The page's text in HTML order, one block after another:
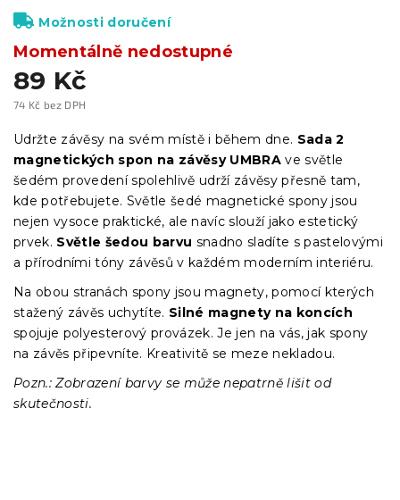
89 Kč
74 Kč bez DPH
cena:
Momentálně nedostupné
Možnosti doručení
Udržte závěsy na svém místě i během dne. Sada 2
magnetických spon na závěsy UMBRA ve světle
šedém provedení spolehlivě udrží závěsy přesně tam,
kde potřebujete. Světle šedé magnetické spony jsou
nejen vysoce praktické, ale navíc slouží jako estetický
prvek. Světle šedou barvu snadno sladíte s pastelovými
a přírodními tóny závěsů v každém moderním interiéru.
Na obou stranách spony jsou magnety, pomocí kterých
stažený závěs uchytíte. Silné magnety na koncích
spojuje polyesterový provázek. Je jen na vás, jak spony
na závěs připevníte. Kreativitě se meze nekladou.
Pozn.: Zobrazení barvy se může nepatrně lišit od
skutečnosti.